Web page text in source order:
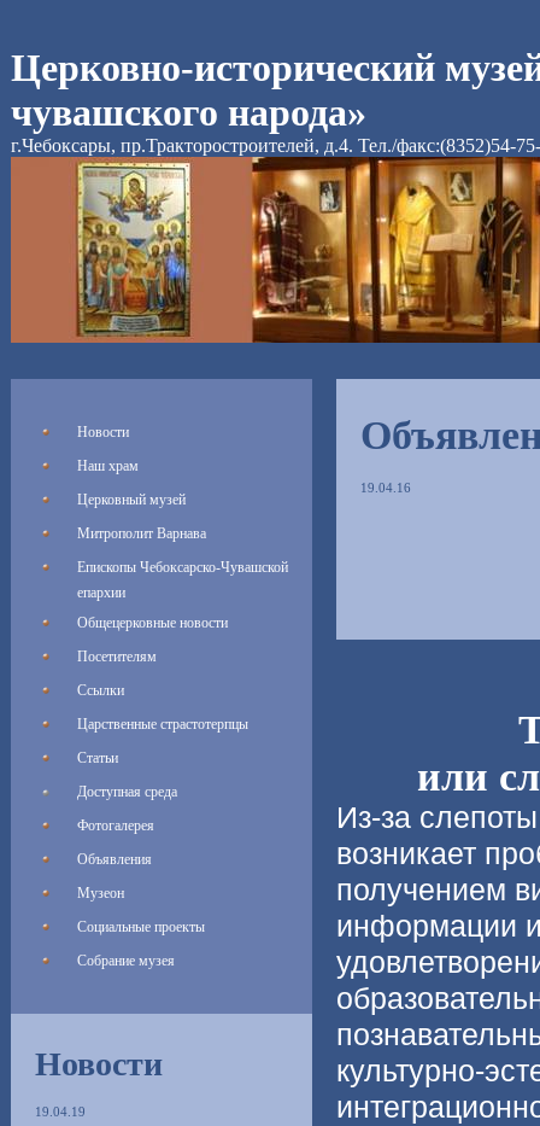
Церковно-исторический
чувашского народа»
г.Чебоксары, пр.Тракторостроителей, д.4. Тел./факс:(8352)54-
Новости
Наш храм
Церковный музей
Митрополит Варнава
Епископы Чебоксарско-Чувашской
епархии
Общецерковные новости
Посетителям
Ссылки
Царственные страстотерпцы
Статьи
Доступная среда
Фотогалерея
Объявления
Музеон
Социальные проекты
Собрание музея
Новости
19.04.19
19.04.16
или
Из-за
возникает
получением
информации
культурно-